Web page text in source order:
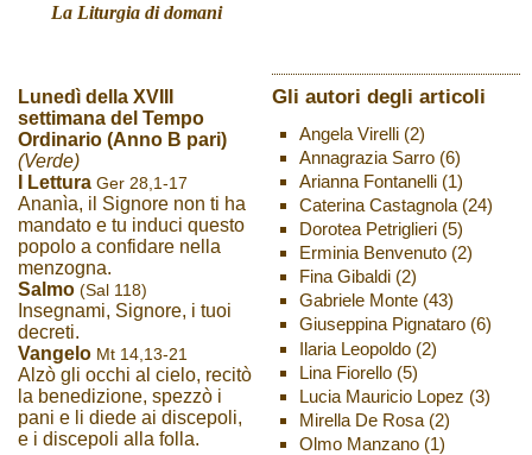
La Liturgia di domani
Lunedì della XVIII
settimana del Tempo
Ordinario (Anno B pari)
(Verde)
I Lettura Ger 28,1-17
Ananìa, il Signore non ti ha
mandato e tu induci questo
popolo a confidare nella
menzogna.
Salmo (Sal 118)
Insegnami, Signore, i tuoi
decreti.
Vangelo Mt 14,13-21
Alzò gli occhi al cielo, recitò
la benedizione, spezzò i
pani e li diede ai discepoli,
e i discepoli alla folla.
Gli autori degli articoli
Angela Virelli(2)
Annagrazia Sarro(6)
Arianna Fontanelli(1)
Caterina Castagnola(24)
Dorotea Petriglieri(5)
Erminia Benvenuto(2)
Fina Gibaldi(2)
Gabriele Monte(43)
Giuseppina Pignataro(6)
Ilaria Leopoldo(2)
Lina Fiorello(5)
Lucia Mauricio Lopez (3)
Mirella De Rosa(2)
Olmo Manzano(1)